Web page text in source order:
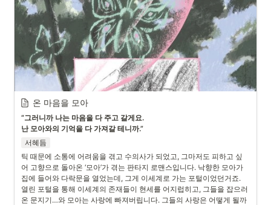
온 마음을 모아
“그러니까 나는 마음을 다 주고 갈게요.
난 모아와의 기억을 다 가져갈 테니까.”
서혜듬
틱 때문에 소통에 어려움을 겪고 수의사가 되었고, 그마저도 피하고 싶
어 고향으로 돌아온 ‘모아’가 겪는 판타지 로맨스입니다. 낙향한 모아가
집에 들어와 다락문을 열었는데, 그게 이세계로 가는 포털이었던거죠.
열린 포털을 통해 이세계의 존재들이 현세를 어지럽히고, 그들을 잡으러
온 문지기…와 모아는 사랑에 빠져버립니다. 그들의 사랑은 어떻게 될까